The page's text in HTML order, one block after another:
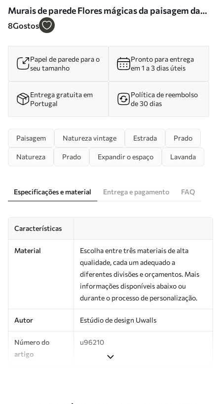
Murais de parede Flores mágicas da paisagem da
montanha Nr. u96210
8Gostos
Papel de parede para o
seu tamanho
Pronto para entrega
em 1 a 3 dias úteis
Entrega gratuita em
Portugal
Política de reembolso
de 30 dias
Paisagem Natureza vintage Estrada Prado
Natureza Prado Expandir o espaço Lavanda
Especificações e material Entrega e pagamento FAQ
Características
Material
Escolha entre três materiais de alta
qualidade, cada um adequado a
diferentes divisões e orçamentos. Mais
informações disponíveis abaixo ou
durante o processo de personalização.
Autor Estúdio de design Uwalls
Número do
artigo
u96210